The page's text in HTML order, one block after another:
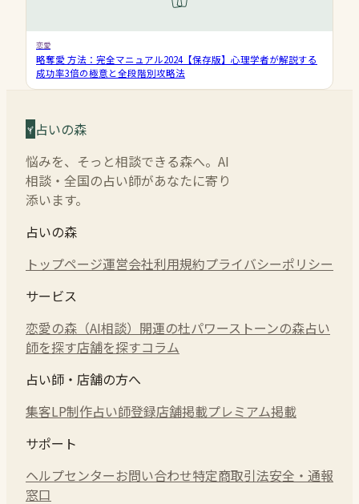
恋愛
略奪愛 方法：完全マニュアル2024【保存版】心理学者が解説する
成功率3倍の極意と全段階別攻略法
占いの森
悩みを、そっと相談できる森へ。AI
相談・全国の占い師があなたに寄り
添います。
占いの森
トップページ運営会社利用規約プライバシーポリシー
サービス
恋愛の森（AI相談） 開運の杜パワーストーンの森占い
師を探す店舗を探すコラム
占い師・店舗の方へ
集客LP制作占い師登録店舗掲載プレミアム掲載
サポート
ヘルプセンターお問い合わせ特定商取引法安全・通報
窓口